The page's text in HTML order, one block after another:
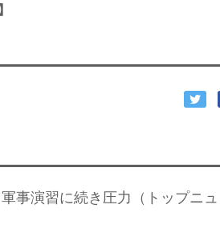
事演習に続き圧力（トップニュ